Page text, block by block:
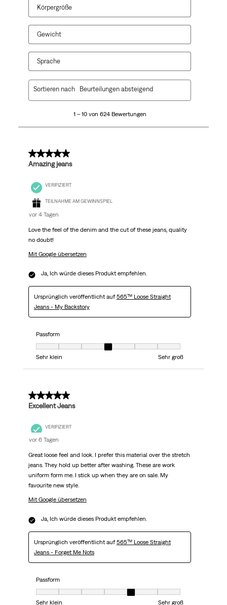
Körpergröße
Gewicht
Sprache
624
1 – 10 von 624 Bewertungen
Sortieren nach Beurteilungen absteigend
5 von 5 Sternen.
Amazing jeans
VERIFIZIERT
TEILNAHME AM GEWINNSPIEL
vor 4 Tagen
Love the feel of the denim and the cut of these jeans, quality
no doubt!
Mit Google übersetzen
Ja, Ich würde dieses Produkt empfehlen.
Ursprünglich veröffentlicht auf565™ Loose Straight
Jeans - My Backstory
Passform
Passform, 4 von 7, wobei 1 gleich Sehr klein ist und 7 gleich Sehr groß
Sehr klein
Sehr groß
5 von 5 Sternen.
Excellent Jeans
VERIFIZIERT
vor 6 Tagen
Great loose feel and look. I prefer this material over the stretch
jeans. They hold up better after washing. These are work
uniform form me. I stick up when they are on sale. My
favourite new style.
Mit Google übersetzen
Ja, Ich würde dieses Produkt empfehlen.
Ursprünglich veröffentlicht auf565™ Loose Straight
Jeans - Forget Me Nots
Passform
Passform, 5 von 7, wobei 1 gleich Sehr klein ist und 7 gleich Sehr groß
Sehr klein
Sehr groß